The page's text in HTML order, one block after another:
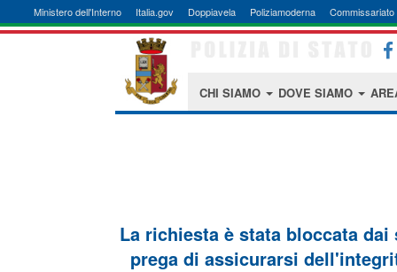
Ministero dell'Interno Italia.gov Doppiavela Poliziamoderna Commissariato
CHI SIAMO DOVE SIAMO
La richiesta è stata bloccata
prega di assicurarsi